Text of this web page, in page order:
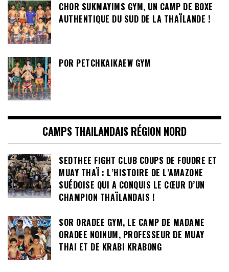
CHOR SUKMAYIMS GYM, UN CAMP DE BOXE
AUTHENTIQUE DU SUD DE LA THAÏLANDE !
POR PETCHKAIKAEW GYM
CAMPS THAILANDAIS RÉGION NORD
SEDTHEE FIGHT CLUB COUPS DE FOUDRE ET
MUAY THAÏ : L’HISTOIRE DE L’AMAZONE
SUÉDOISE QUI A CONQUIS LE CŒUR D’UN
CHAMPION THAÏLANDAIS !
SOR ORADEE GYM, LE CAMP DE MADAME
ORADEE NOINUM, PROFESSEUR DE MUAY
THAI ET DE KRABI KRABONG